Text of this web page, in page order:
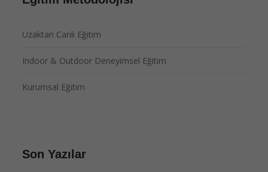
Uzaktan Canlı Eğitim
Indoor & Outdoor Deneyimsel Eğitim
Kurumsal Eğitim
Son Yazılar